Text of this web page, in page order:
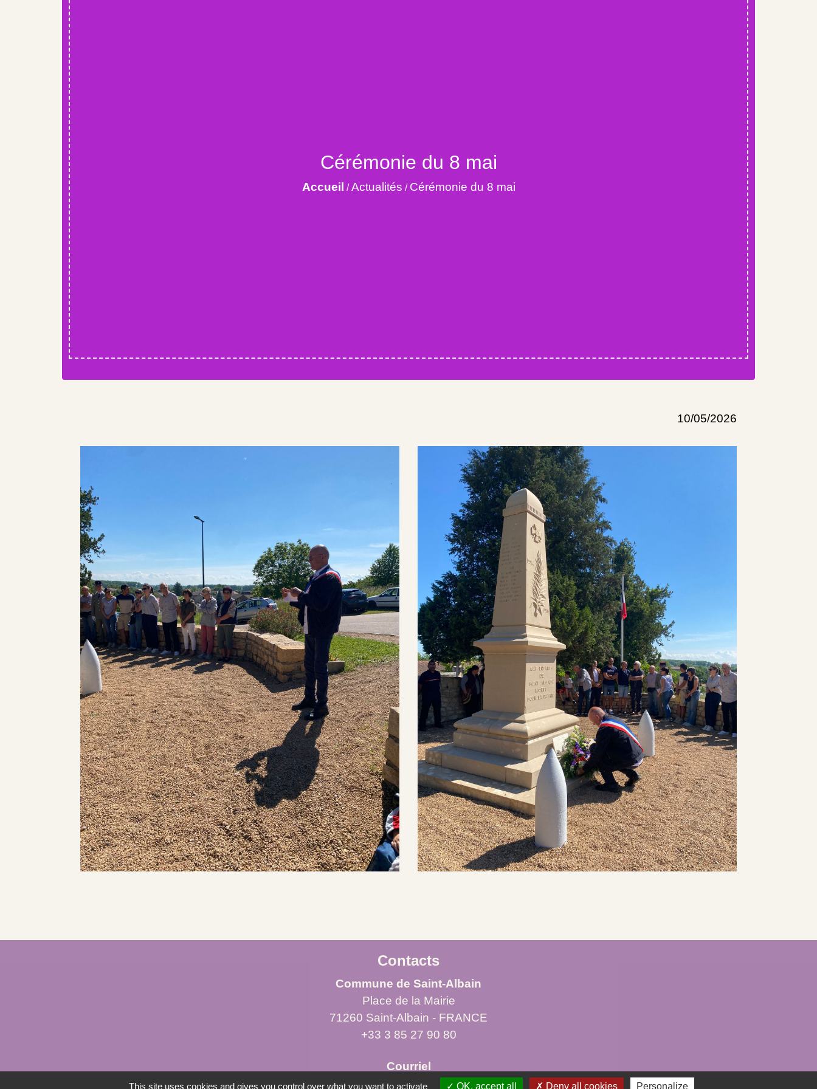
Cérémonie du 8 mai
Accueil /Actualités / Cérémonie du 8 mai
10/05/2026
Contacts
Commune de Saint-Albain
Place de la Mairie
71260 Saint-Albain - FRANCE
+33 3 85 27 90 80
Courriel
mairie.st-albain@orange.fr
This site uses cookies and gives you control over what you want to activate OK, accept all Deny all cookies Personalize